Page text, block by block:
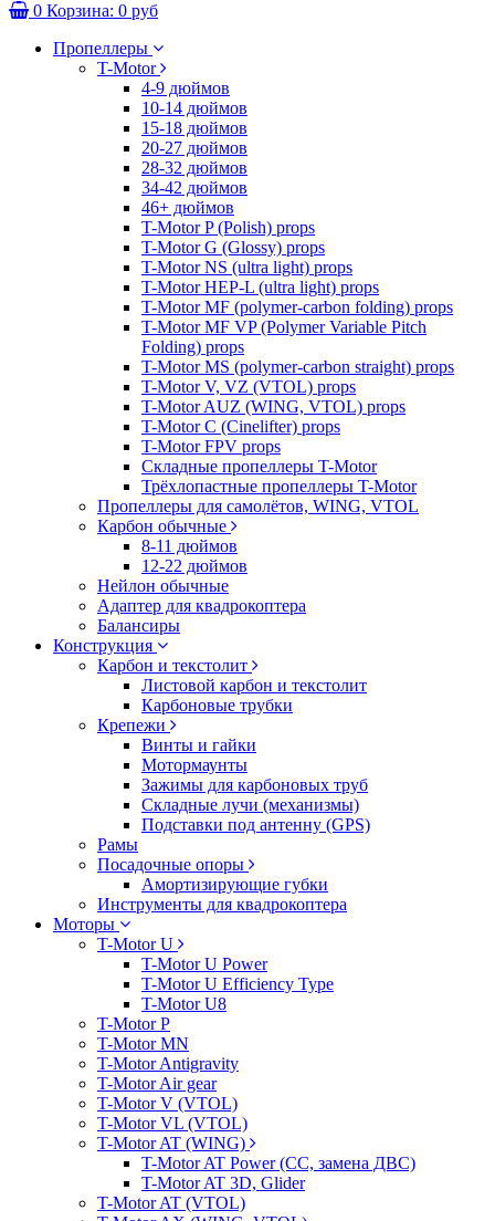
0 Корзина: 0 руб
Пропеллеры
T-Motor
4-9 дюймов
10-14 дюймов
15-18 дюймов
20-27 дюймов
28-32 дюймов
34-42 дюймов
46+ дюймов
T-Motor P (Polish) props
T-Motor G (Glossy) props
T-Motor NS (ultra light) props
T-Motor HEP-L (ultra light) props
T-Motor MF (polymer-carbon folding) props
T-Motor MF VP (Polymer Variable Pitch
Folding) props
T-Motor MS (polymer-carbon straight) props
T-Motor V, VZ (VTOL) props
T-Motor AUZ (WING, VTOL) props
T-Motor C (Cinelifter) props
T-Motor FPV props
Складные пропеллеры T-Motor
Трёхлопастные пропеллеры T-Motor
Пропеллеры для самолётов, WING, VTOL
Карбон обычные
8-11 дюймов
12-22 дюймов
Нейлон обычные
Адаптер для квадрокоптера
Балансиры
Конструкция
Карбон и текстолит
Листовой карбон и текстолит
Карбоновые трубки
Крепежи
Винты и гайки
Мотормаунты
Зажимы для карбоновых труб
Складные лучи (механизмы)
Подставки под антенну (GPS)
Рамы
Посадочные опоры
Амортизирующие губки
Инструменты для квадрокоптера
Моторы
T-Motor U
T-Motor U Power
T-Motor U Efficiency Type
T-Motor U8
T-Motor P
T-Motor MN
T-Motor Antigravity
T-Motor Air gear
T-Motor V (VTOL)
T-Motor VL (VTOL)
T-Motor AT (WING)
T-Motor AT Power (CC, замена ДВС)
T-Motor AT 3D, Glider
T-Motor AT (VTOL)